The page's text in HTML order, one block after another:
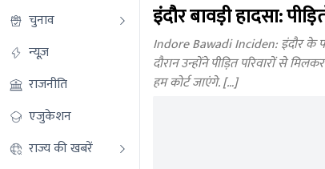
चुनाव
न्यूज़
राजनीति
एजुकेशन
राज्य की खबरें
इंदौर बावड़ी हादसा:
Indore Bawadi Inciden: इंदौर के
दौरान उन्होंने पीड़ित परिवारों से
हम कोर्ट जाएंगे. […]